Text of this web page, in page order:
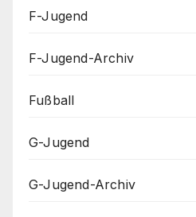
F-Jugend
F-Jugend-Archiv
Fußball
G-Jugend
G-Jugend-Archiv